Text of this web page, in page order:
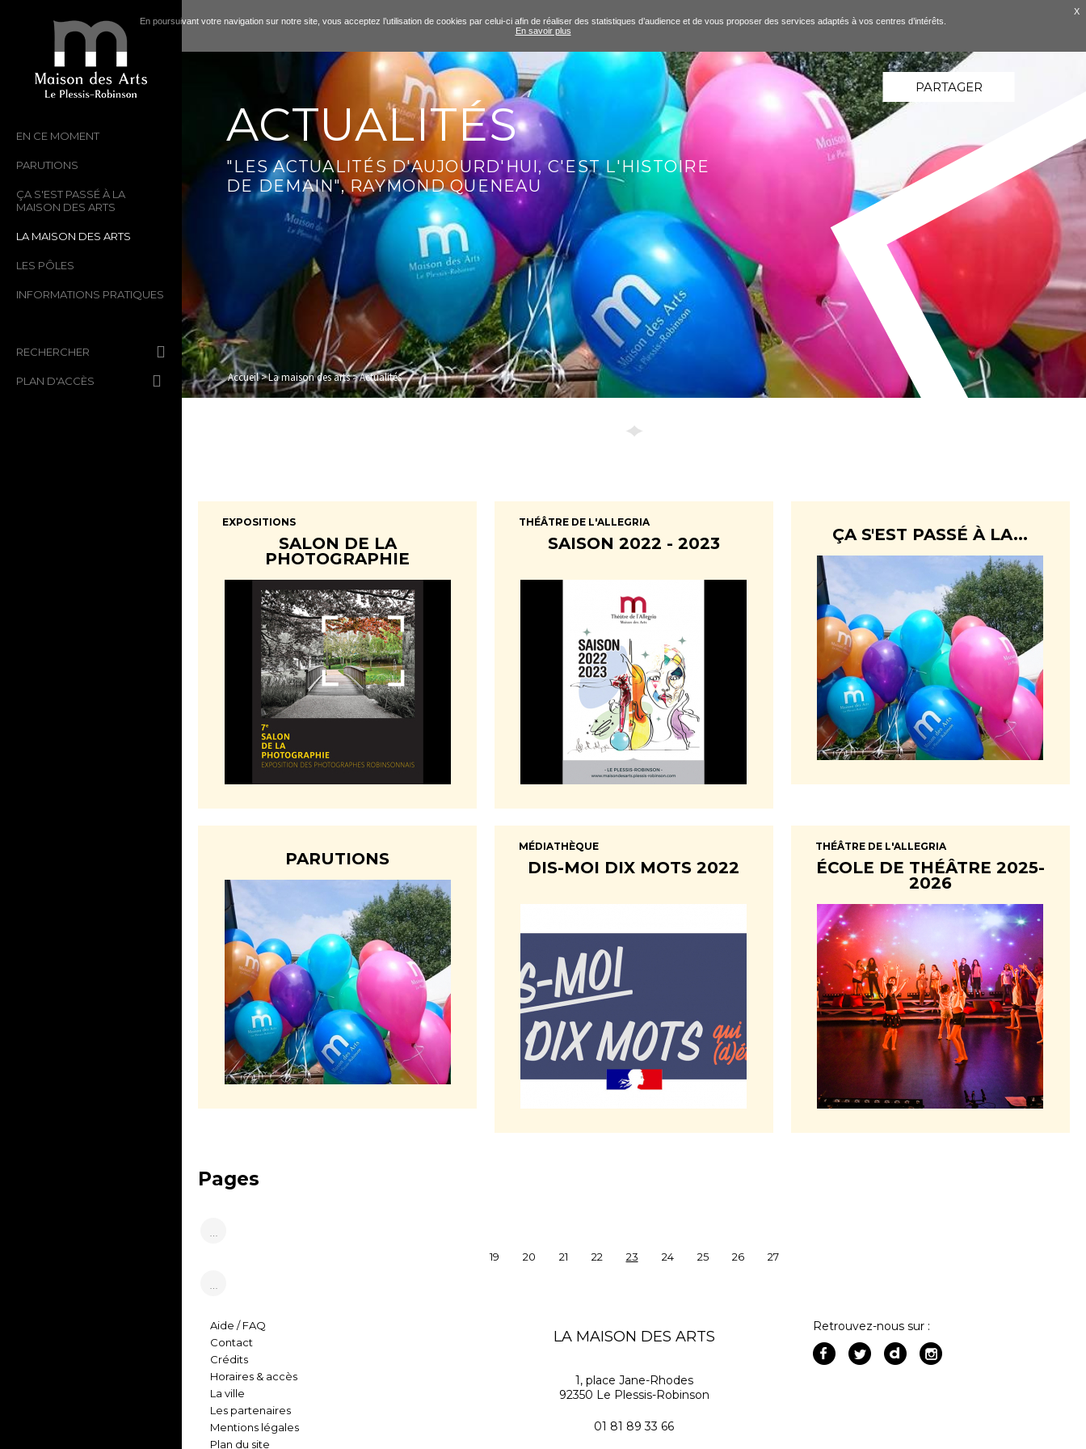
En poursuivant votre navigation sur notre site, vous acceptez l’utilisation de cookies par celui-ci afin de réaliser des statistiques d’audience et de vous proposer des services adaptés à vos centres d’intérêts.
En savoir plus
X
EN CE MOMENT
PARUTIONS
ÇA S'EST PASSÉ À LA
MAISON DES ARTS
LA MAISON DES ARTS
LES PÔLES
INFORMATIONS PRATIQUES
RECHERCHER
PLAN D'ACCÈS
ACTUALITÉS
"LES ACTUALITÉS D'AUJOURD'HUI, C'EST L'HISTOIRE
DE DEMAIN", RAYMOND QUENEAU
PARTAGER
Accueil>La maison des arts>Actualités
EXPOSITIONS
SALON DE LA
PHOTOGRAPHIE
THÉÂTRE DE L'ALLEGRIA
SAISON 2022 - 2023 ÇA S'EST PASSÉ À LA...
PARUTIONS
MÉDIATHÈQUE
DIS-MOI DIX MOTS 2022
THÉÂTRE DE L'ALLEGRIA
ÉCOLE DE THÉÂTRE 2025-
2026
Pages
19 20 21 22 23 24 25 26 27
Retrouvez-nous sur :
LA MAISON DES ARTS
1, place Jane-Rhodes
92350 Le Plessis-Robinson
01 81 89 33 66
Aide / FAQ
Contact
Crédits
Horaires & accès
La ville
Les partenaires
Mentions légales
Plan du site